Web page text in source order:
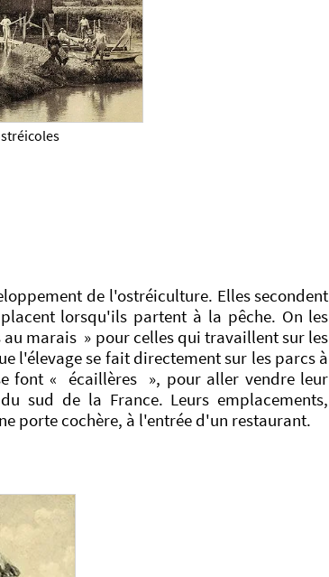
de l'ostréiculture. Elles secondent
lorsqu'ils partent à la pêche. On les
marais » pour celles qui travaillent sur les
l'élevage se fait directement sur les parcs à
font « écaillères », pour aller vendre leur
sud de la France. Leurs emplacements,
porte cochère, à l'entrée d'un restaurant.